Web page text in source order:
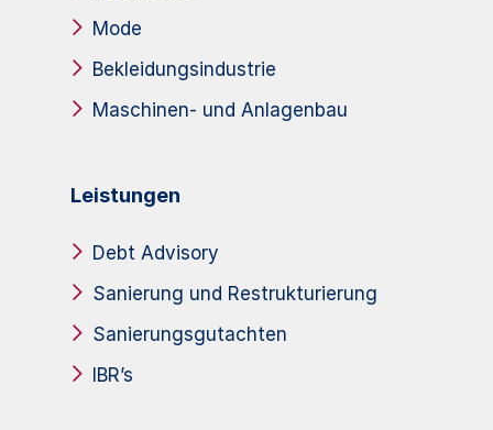
Mode
Bekleidungsindustrie
Maschinen- und Anlagenbau
Leistungen
Debt Advisory
Sanierung und Restrukturierung
Sanierungsgutachten
IBR’s